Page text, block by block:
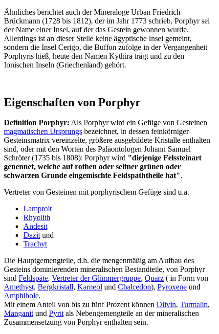
Ähnliches berichtet auch der Mineraloge Urban Friedrich
Brückmann (1728 bis 1812), der im Jahr 1773 schrieb, Porphyr sei
der Name einer Insel, auf der das Gestein gewonnen wurde.
Allerdings ist an dieser Stelle keine ägyptische Insel gemeint,
sondern die Insel Cerigo, die Buffon zufolge in der Vergangenheit
Porphyris hieß, heute den Namen Kythira trägt und zu den
Ionischen Inseln (Griechenland) gehört.
Eigenschaften von Porphyr
Definition Porphyr: Als Porphyr wird ein Gefüge von Gesteinen
magmatischen Ursprungs bezeichnet, in dessen feinkörniger
Gesteinsmatrix vereinzelte, größere ausgebildete Kristalle enthalten
sind, oder mit den Worten des Paläontologen Johann Samuel
Schröter (1735 bis 1808): Porphyr wird "diejenige Felssteinart
genennet, welche auf rothen oder seltner grünen oder
schwarzen Grunde eingemischte Feldspaththeile hat".
Vertreter von Gesteinen mit porphyrischem Gefüge sind u.a.
Lamproit
Rhyolith
Andesit
Dazitund
Trachyt
Die Hauptgemengteile, d.h. die mengenmäßig am Aufbau des
Gesteins dominierenden mineralischen Bestandteile, von Porphyr
sind Feldspäte, Vertreter der Glimmergruppe, Quarz ( in Form von
Amethyst, Bergkristall, Karneol und Chalcedon), Pyroxene und
Amphibole.
Mit einem Anteil von bis zu fünf Prozent können Olivin, Turmalin,
Manganitund Pyritals Nebengemengteile an der mineralischen
Zusammensetzung von Porphyr enthalten sein.